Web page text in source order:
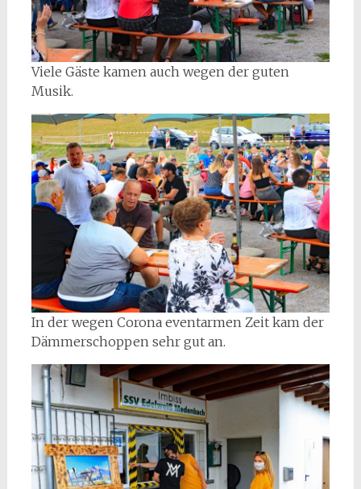
Viele Gäste kamen auch wegen der guten
Musik.
In der wegen Corona eventarmen Zeit kam der
Dämmerschoppen sehr gut an.